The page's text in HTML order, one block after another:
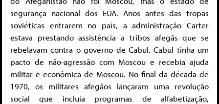
segurança nacional dos EUA. Anos antes das tropas
soviéticas entrarem no país, a administração Carter
estava prestando assistência a tribos afegãs que se
rebelavam contra o governo de Cabul. Cabul tinha um
pacto de não-agressão com Moscou e recebia ajuda
militar e econômica de Moscou. No final da década de
1970, os militares afegãos lançaram uma revolução
social que incluía programas de alfabetização,